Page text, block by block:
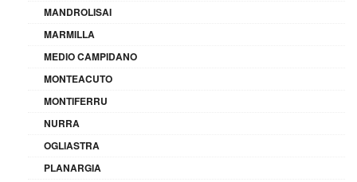
MANDROLISAI
MARMILLA
MEDIO CAMPIDANO
MONTEACUTO
MONTIFERRU
NURRA
OGLIASTRA
PLANARGIA